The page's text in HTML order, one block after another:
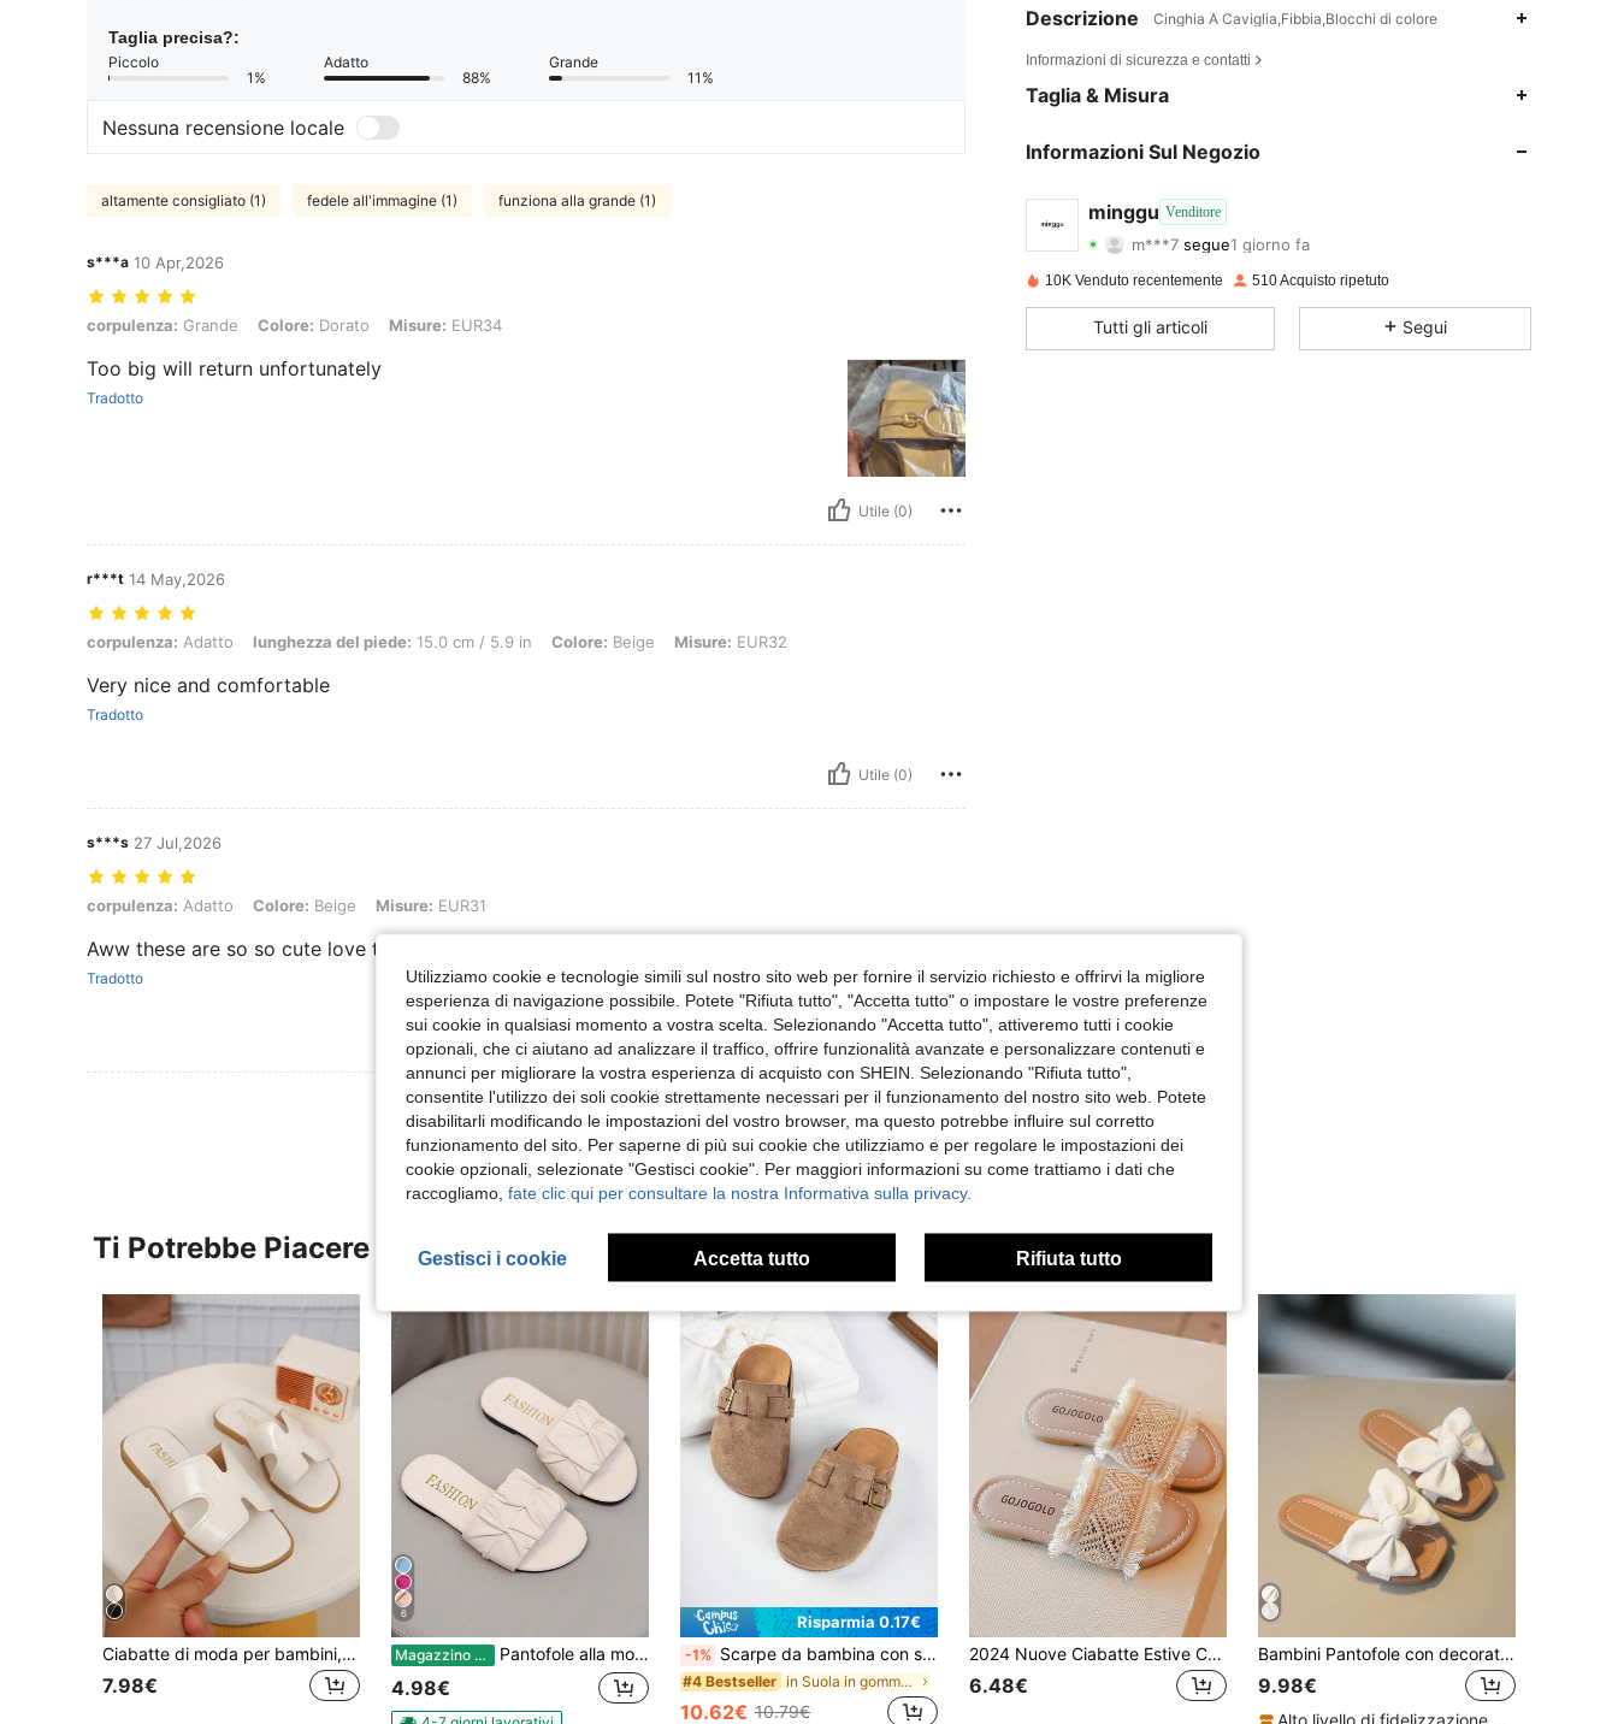
Taglia precisa?:
Piccolo
1%
Adatto
88%
Grande
11%
Nessuna recensione locale
altamente consigliato (1) fedele all'immagine (1) funziona alla grande (1)
s***a 10 Apr,2026
corpulenza: Grande, Colore: Dorato, Misure: EUR34
corpulenza: Grande Colore: Dorato Misure: EUR34
Too big will return unfortunately
Tradotto
Utile (0)
r***t 14 May,2026
corpulenza: Adatto, lunghezza del piede: 15.0 cm / 5.9 in, Colore: Beige, Misure: EUR32
corpulenza: Adatto lunghezza del piede: 15.0 cm / 5.9 in Colore: Beige Misure: EUR32
Very nice and comfortable
Tradotto
Utile (0)
s***s 27 Jul,2026
corpulenza: Adatto, Colore: Beige, Misure: EUR31
corpulenza: Adatto Colore: Beige Misure: EUR31
Aww these are so so cute love them
Tradotto
Visualizza Altre Recensioni
Descrizione Cinghia A Caviglia,Fibbia,Blocchi di colore
Informazioni di sicurezza e contatti
Taglia & Misura
Informazioni Sul Negozio
minggu Venditore
4.59
m***7segue
4.59 Valutazione 28Articoli
4.59 28 225
10K Venduto recentemente 510 Acquisto ripetuto
Tutti gli articoli Segui
Ti Potrebbe Piacere
Ciabatte di moda per bambini, nuova decorazione con fibbia per l'estate, design aperto sulla punta, ciabatte resistenti all'usura e antiscivolo per uso esterno, sandali versatili da spiaggia
7.98€
6
Magazzino EU Pantofole alla moda per bambini per uso esterno, scarpe piatte estive, sandali, scarpe da ragazza di nuovo stile, scarpe da spiaggia molto attraenti, ritorno a scuola
4.98€
Risparmia 0.17€
-1% Scarpe da bambina con suola in sughero morbida, slip-on, scarpe casual alla moda retrò, adatte per tutte le stagioni
#4 Bestseller in Suola in gomma antiscivolo Pantofole alla moda
10.62€ 10.79€
2024 Nuove Ciabatte Estive Casual da Ragazza in Tessuto Intrecciato con Suola Morbida
6.48€
Bambini Pantofole con decorato fiocco antiscivolo per l'estate
9.98€
Alto livello di fidelizzazione dei clienti
Utilizziamo cookie e tecnologie simili sul nostro sito web per fornire il servizio richiesto e offrirvi la migliore
esperienza di navigazione possibile. Potete "Rifiuta tutto", "Accetta tutto" o impostare le vostre preferenze
sui cookie in qualsiasi momento a vostra scelta. Selezionando "Accetta tutto", attiveremo tutti i cookie
opzionali, che ci aiutano ad analizzare il traffico, offrire funzionalità avanzate e personalizzare contenuti e
annunci per migliorare la vostra esperienza di acquisto con SHEIN. Selezionando "Rifiuta tutto",
consentite l'utilizzo dei soli cookie strettamente necessari per il funzionamento del nostro sito web. Potete
disabilitarli modificando le impostazioni del vostro browser, ma questo potrebbe influire sul corretto
funzionamento del sito. Per saperne di più sui cookie che utilizziamo e per regolare le impostazioni dei
cookie opzionali, selezionate "Gestisci cookie". Per maggiori informazioni su come trattiamo i dati che
raccogliamo, fate clic qui per consultare la nostra Informativa sulla privacy.
Gestisci i cookie Accetta tutto Rifiuta tutto